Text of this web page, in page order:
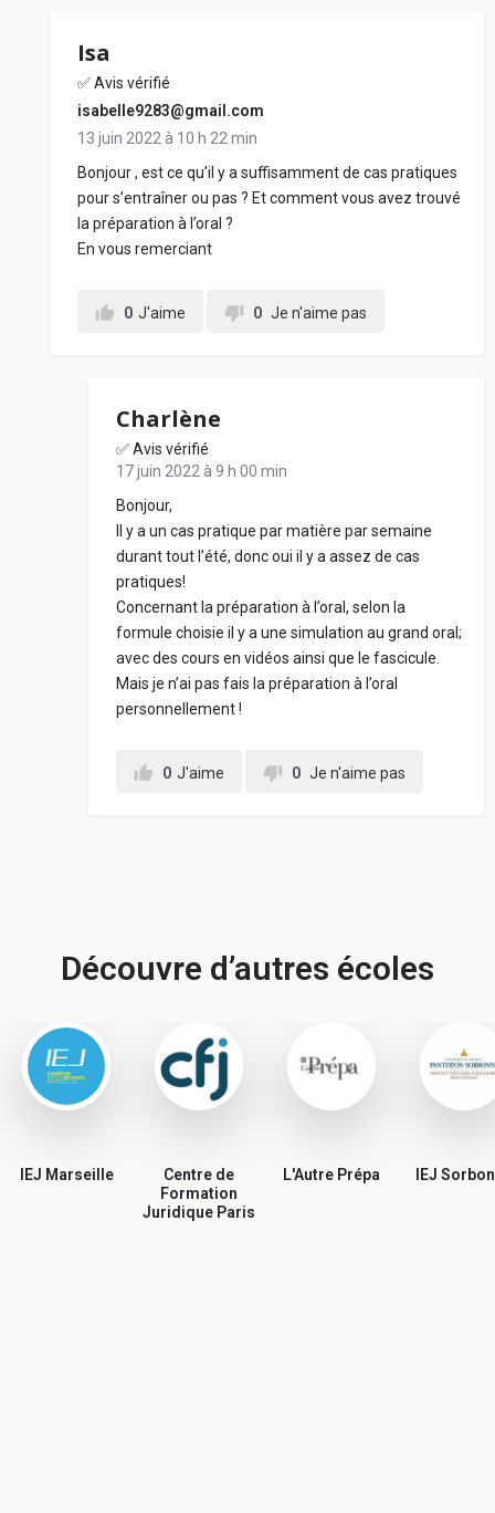
Isa
✅ Avis vérifié
isabelle9283@gmail.com
13 juin 2022 à 10 h 22 min
Bonjour , est ce qu’il y a suffisamment de cas pratiques
pour s’entraîner ou pas ? Et comment vous avez trouvé
la préparation à l’oral ?
En vous remerciant
0 J'aime 0 Je n'aime pas
Charlène
✅ Avis vérifié
17 juin 2022 à 9 h 00 min
Bonjour,
Il y a un cas pratique par matière par semaine
durant tout l’été, donc oui il y a assez de cas
pratiques!
Concernant la préparation à l’oral, selon la
formule choisie il y a une simulation au grand oral;
avec des cours en vidéos ainsi que le fascicule.
Mais je n’ai pas fais la préparation à l’oral
personnellement !
0 J'aime 0 Je n'aime pas
Découvre d’autres écoles
IEJ Marseille
Centre de
Formation
Juridique Paris
L'Autre Prépa IEJ